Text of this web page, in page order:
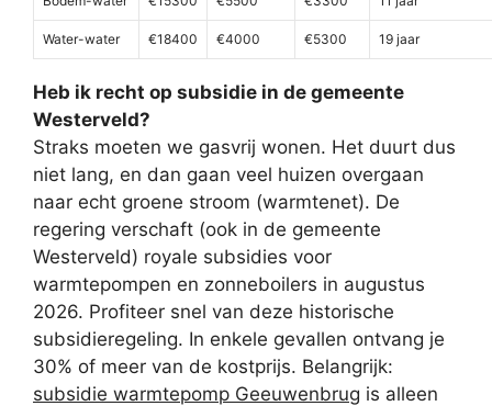
Water-water €18400 €4000 €5300 19 jaar
Heb ik recht op subsidie in de gemeente
Westerveld?
Straks moeten we gasvrij wonen. Het duurt dus
niet lang, en dan gaan veel huizen overgaan
naar echt groene stroom (warmtenet). De
regering verschaft (ook in de gemeente
Westerveld) royale subsidies voor
warmtepompen en zonneboilers in augustus
2026. Profiteer snel van deze historische
subsidieregeling. In enkele gevallen ontvang je
30% of meer van de kostprijs. Belangrijk:
subsidie warmtepomp Geeuwenbrug is alleen